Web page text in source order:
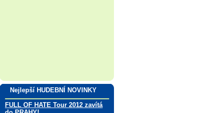
Nejlepší HUDEBNÍ NOVINKY
FULL OF HATE Tour 2012 zavítá